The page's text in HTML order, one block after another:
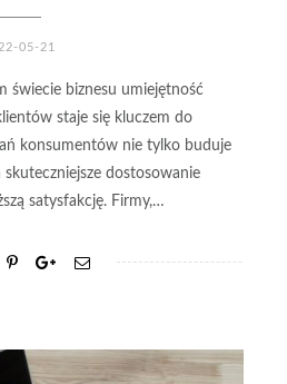
05-21
świecie biznesu umiejętność
staje się kluczem do
konsumentów nie tylko buduje
skuteczniejsze dostosowanie
satysfakcję. Firmy,…